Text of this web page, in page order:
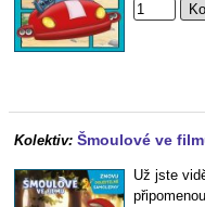
Kolektiv: Šmoulové ve
Už jste